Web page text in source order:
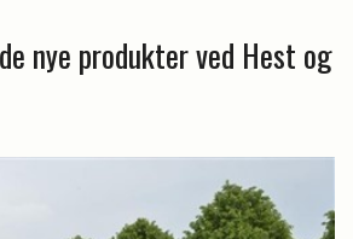
nye produkter ved Hest og